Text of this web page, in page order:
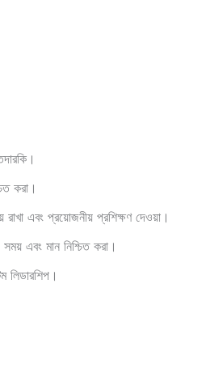
করা।
রাখা এবং প্রয়োজনীয় প্রশিক্ষণ দেওয়া।
এবং মান নিশ্চিত করা।
লিডারশিপ।